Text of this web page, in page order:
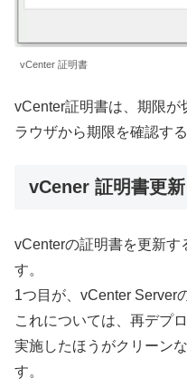
vCenter 証明書
vCenter証明書は、期限
ラウザから期限を確認す
vCener 証明書更新
vCenterの証明書を更新す
す。
1つ目が、vCenter Server
これについては、再デプ
実施したほうがクリーン
す。